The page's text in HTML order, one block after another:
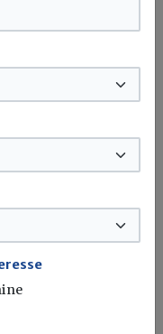
prenotazioni
metano
per richiedere gli